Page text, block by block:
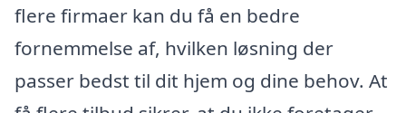
flere firmaer kan du få en bedre
fornemmelse af, hvilken løsning der
passer bedst til dit hjem og dine behov. At